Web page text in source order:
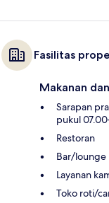
Fasilitas
Makanan
Sarapan
pukul
Restoran
Bar/lounge
Layanan
Toko roti/